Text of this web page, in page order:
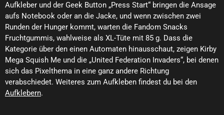
Aufkleber und der Geek Button „Press Start“ bringen die Ansage
aufs Notebook oder an die Jacke, und wenn zwischen zwei
Runden der Hunger kommt, warten die Fandom Snacks
Fruchtgummis, wahlweise als XL-Tüte mit 85 g. Dass die
Kategorie über den einen Automaten hinausschaut, zeigen Kirby
Mega Squish Me und die „United Federation Invaders“, bei denen
sich das Pixelthema in eine ganz andere Richtung
verabschiedet. Weiteres zum Aufkleben findest du bei den
Aufklebern.